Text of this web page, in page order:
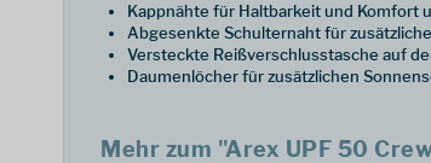
Kappnähte für Haltbarkeit und Komfort
Abgesenkte Schulternaht für
Versteckte Reißverschlusstasche auf
Daumenlöcher für zusätzlichen
Mehr zum "Arex UPF 50